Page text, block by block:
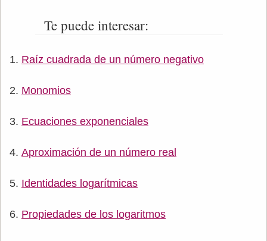
Te puede interesar:
Raíz cuadrada de un número negativo
Monomios
Ecuaciones exponenciales
Aproximación de un número real
Identidades logarítmicas
Propiedades de los logaritmos